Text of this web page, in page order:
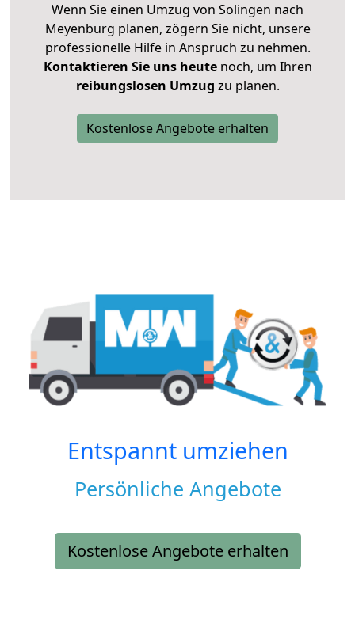
Wenn Sie einen Umzug von Solingen nach
Meyenburg planen, zögern Sie nicht, unsere
professionelle Hilfe in Anspruch zu nehmen.
Kontaktieren Sie uns heutenoch, um Ihren
reibungslosen Umzug zu planen.
Kostenlose Angebote erhalten
Entspannt umziehen
Persönliche Angebote
Kostenlose Angebote erhalten